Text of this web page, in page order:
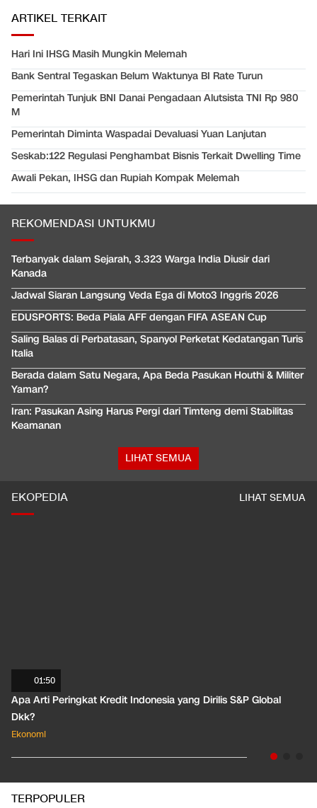
ARTIKEL TERKAIT
Hari Ini IHSG Masih Mungkin Melemah
Bank Sentral Tegaskan Belum Waktunya BI Rate Turun
Pemerintah Tunjuk BNI Danai Pengadaan Alutsista TNI Rp 980
M
Pemerintah Diminta Waspadai Devaluasi Yuan Lanjutan
Seskab:122 Regulasi Penghambat Bisnis Terkait Dwelling Time
Awali Pekan, IHSG dan Rupiah Kompak Melemah
REKOMENDASI UNTUKMU
Terbanyak dalam Sejarah, 3.323 Warga India Diusir dari
Kanada
Jadwal Siaran Langsung Veda Ega di Moto3 Inggris 2026
EDUSPORTS: Beda Piala AFF dengan FIFA ASEAN Cup
Saling Balas di Perbatasan, Spanyol Perketat Kedatangan Turis
Italia
Berada dalam Satu Negara, Apa Beda Pasukan Houthi & Militer
Yaman?
Iran: Pasukan Asing Harus Pergi dari Timteng demi Stabilitas
Keamanan
LIHAT SEMUA
EKOPEDIA LIHAT SEMUA
01:50
Apa Arti Peringkat Kredit Indonesia yang Dirilis S&P Global
Dkk?
Ekonomi
TERPOPULER